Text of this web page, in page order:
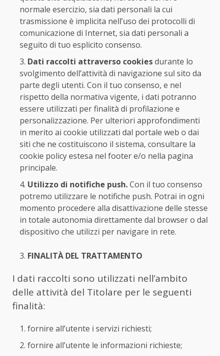
normale esercizio, sia dati personali la cui
trasmissione è implicita nell’uso dei protocolli di
comunicazione di Internet, sia dati personali a
seguito di tuo esplicito consenso.
Dati raccolti attraverso cookiesdurante lo
svolgimento dell’attività di navigazione sul sito da
parte degli utenti. Con il tuo consenso, e nel
rispetto della normativa vigente, i dati potranno
essere utilizzati per finalità di profilazione e
personalizzazione. Per ulteriori approfondimenti
in merito ai cookie utilizzati dal portale web o dai
siti che ne costituiscono il sistema, consultare la
cookie policy estesa nel footer e/o nella pagina
principale.
Utilizzo di notifiche push.Con il tuo consenso
potremo utilizzare le notifiche push. Potrai in ogni
momento procedere alla disattivazione delle stesse
in totale autonomia direttamente dal browser o dal
dispositivo che utilizzi per navigare in rete.
FINALITÀ DEL TRATTAMENTO
I dati raccolti sono utilizzati nell’ambito
delle attività del Titolare per le seguenti
finalità:
fornire all’utente i servizi richiesti;
fornire all’utente le informazioni richieste;